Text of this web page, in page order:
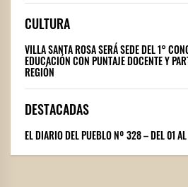
CULTURA
VILLA SANTA ROSA SERÁ SEDE DEL 1°
EDUCACIÓN CON PUNTAJE DOCENTE Y
REGIÓN
DESTACADAS
EL DIARIO DEL PUEBLO Nº 328 – DEL 01